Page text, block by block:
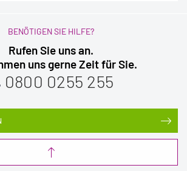
BENÖTIGEN SIE HILFE?
Rufen Sie uns an.
uns gerne Zeit für Sie.
0800 0255 255